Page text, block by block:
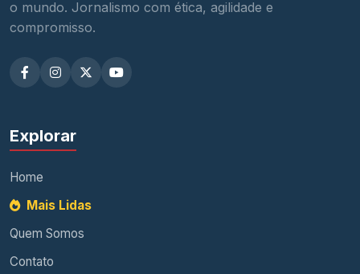
o mundo. Jornalismo com ética, agilidade e
compromisso.
Explorar
Home
Mais Lidas
Quem Somos
Contato